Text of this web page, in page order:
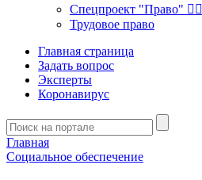
Спецпроект "Право" 👮‍♂️
Трудовое право
Главная страница
Задать вопрос
Эксперты
Коронавирус
Главная
Социальное обеспечение